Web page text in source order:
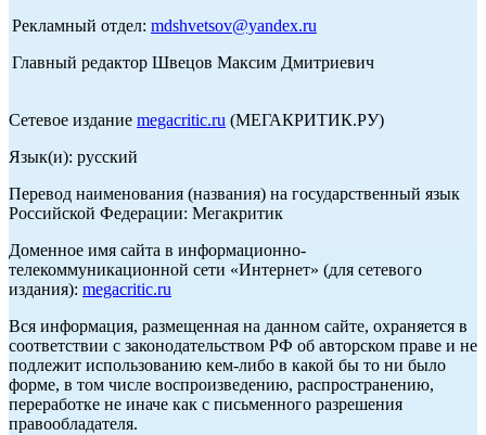
Рекламный отдел: mdshvetsov@yandex.ru
Главный редактор Швецов Максим Дмитриевич
Сетевое издание megacritic.ru (МЕГАКРИТИК.РУ)
Язык(и): русский
Перевод наименования (названия) на государственный язык
Российской Федерации: Мегакритик
Доменное имя сайта в информационно-
телекоммуникационной сети «Интернет» (для сетевого
издания): megacritic.ru
Вся информация, размещенная на данном сайте, охраняется в
соответствии с законодательством РФ об авторском праве и не
подлежит использованию кем-либо в какой бы то ни было
форме, в том числе воспроизведению, распространению,
переработке не иначе как с письменного разрешения
правообладателя.